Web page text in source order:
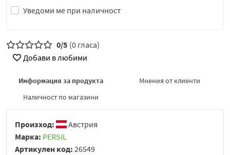
Уведоми ме при наличност
0/5 (0 гласа)
Добави в любими
Информация за продукта
Мнения от клиенти
Наличност по магазини
Произход:
Австрия
Марка: PERSIL
Артикулен код: 26549